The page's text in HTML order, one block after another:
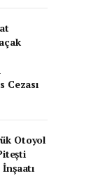
Cezası
Otoyol